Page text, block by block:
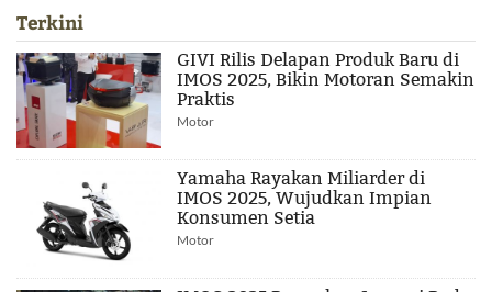
Terkini
GIVI Rilis Delapan Produk Baru di
IMOS 2025, Bikin Motoran Semakin
Praktis
Motor
Yamaha Rayakan Miliarder di
IMOS 2025, Wujudkan Impian
Konsumen Setia
Motor